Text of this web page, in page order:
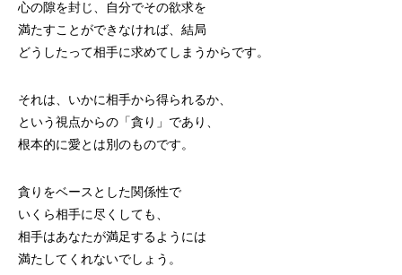
心の隙を封じ、自分でその欲求を
満たすことができなければ、結局
どうしたって相手に求めてしまうからです。
それは、いかに相手から得られるか、
という視点からの「貪り」であり、
根本的に愛とは別のものです。
貪りをベースとした関係性で
いくら相手に尽くしても、
相手はあなたが満足するようには
満たしてくれないでしょう。